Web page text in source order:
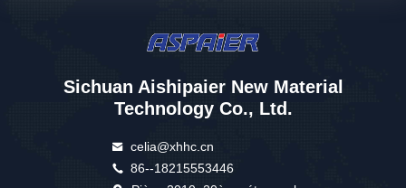
Sichuan Aishipaier New Material
Technology Co., Ltd.
celia@xhhc.cn
86--18215553446